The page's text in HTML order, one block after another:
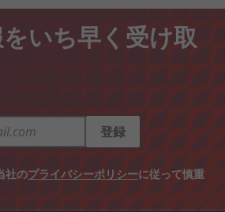
いち早く受け取
登録
社のプライバシーポリシーに従って慎重